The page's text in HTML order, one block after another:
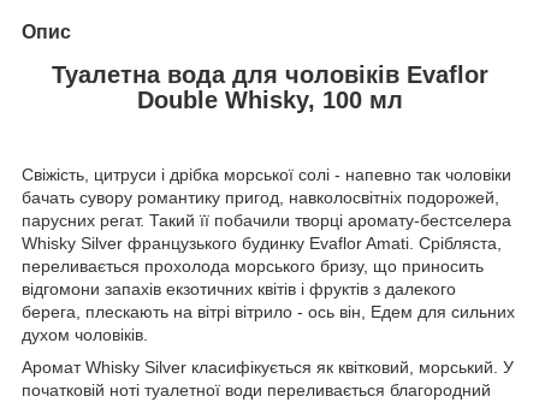
Опис
Туалетна вода для чоловіків Evaflor
Double Whisky, 100 мл
Свіжість, цитруси і дрібка морської солі - напевно так чоловіки
бачать сувору романтику пригод, навколосвітніх подорожей,
парусних регат. Такий її побачили творці аромату-бестселера
Whisky Silver французького будинку Evaflor Amati. Срібляста,
переливається прохолода морського бризу, що приносить
відгомони запахів екзотичних квітів і фруктів з далекого
берега, плескають на вітрі вітрило - ось він, Едем для сильних
духом чоловіків.
Аромат Whisky Silver класифікується як квітковий, морський. У
початковій ноті туалетної води переливається благородний